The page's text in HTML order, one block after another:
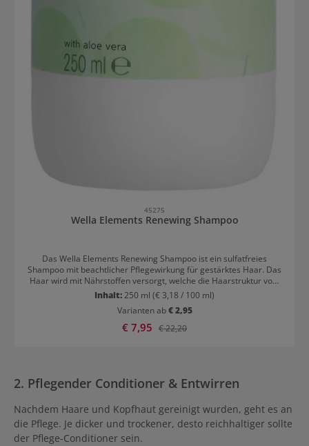
45275
Wella Elements Renewing Shampoo
Das Wella Elements Renewing Shampoo ist ein sulfatfreies
Shampoo mit beachtlicher Pflegewirkung für gestärktes Haar. Das
Haar wird mit Nährstoffen versorgt, welche die Haarstruktur vom
Ansatz bis in die Spitzen gesund halten. Es ist das erste "frei von"-
Shampoo von Wella. Das Pflegesystem repariert das Haar und
verhindert, dass Keratin abgebaut wird. Das Shampoo wird in das
feuchte Haar einmassiert. Der üppige Schaum verwöhnt das Haar.
Die gesamte Elements Linie wurde gleich nach ihrem Launch zur
Inhalt:250 ml (€ 3,18 / 100 ml)
Varianten ab€ 2,95
Verkaufspreis:
€ 7,95 Regulärer Preis:
€ 22,20
2. Pflegender Conditioner & Entwirren
Nachdem Haare und Kopfhaut gereinigt wurden, geht es an
die Pflege. Je dicker und trockener, desto reichhaltiger sollte
der Pflege-Conditioner sein.